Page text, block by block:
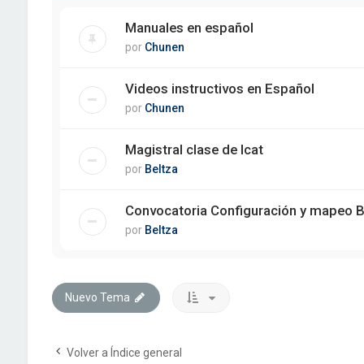
Manuales en español
por Chunen
Videos instructivos en Español
por Chunen
Magistral clase de Icat
por Beltza
Convocatoria Configuración y mapeo
por Beltza
Nuevo Tema
Volver a Índice general